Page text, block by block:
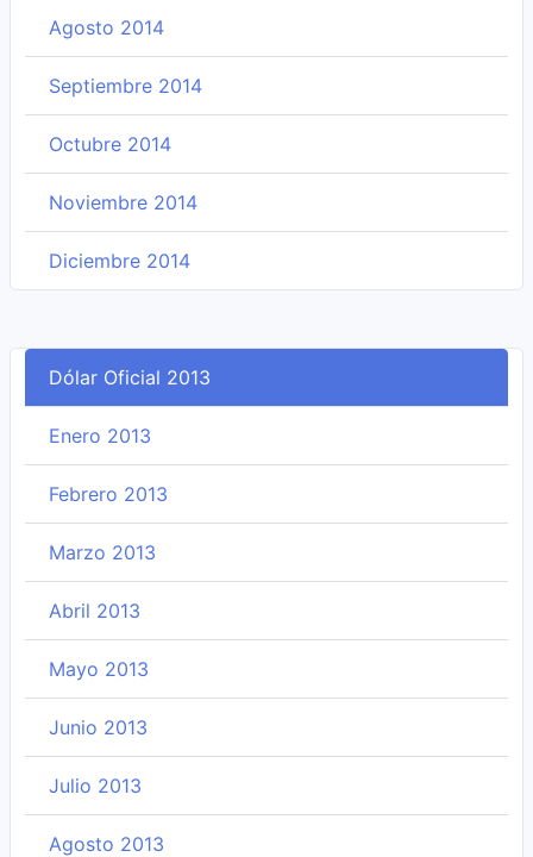
Agosto 2014
Septiembre 2014
Octubre 2014
Noviembre 2014
Diciembre 2014
Dólar Oficial 2013
Enero 2013
Febrero 2013
Marzo 2013
Abril 2013
Mayo 2013
Junio 2013
Julio 2013
Agosto 2013